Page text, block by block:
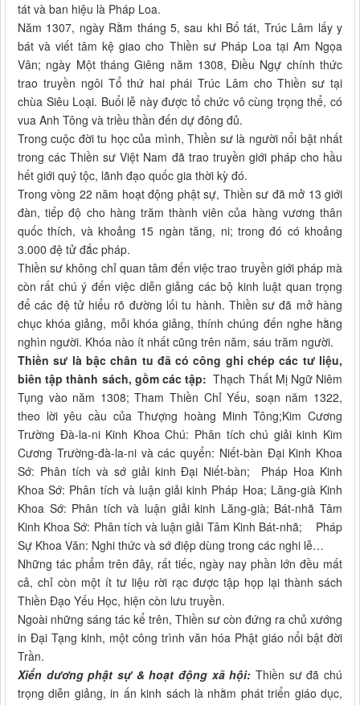
tát và ban hiệu là Pháp Loa.
Năm 1307, ngày Rằm tháng 5, sau khi Bố tát, Trúc Lâm lấy y
bát và viết tâm kệ giao cho Thiền sư Pháp Loa tại Am Ngọa
Vân; ngày Một tháng Giêng năm 1308, Điều Ngự chính thức
trao truyền ngôi Tổ thứ hai phái Trúc Lâm cho Thiền sư tại
chùa Siêu Loại. Buổi lễ này được tổ chức vô cùng trọng thể, có
vua Anh Tông và triều thần đến dự đông đủ.
Trong cuộc đời tu học của mình, Thiền sư là người nổi bật nhất
trong các Thiền sư Việt Nam đã trao truyền giới pháp cho hầu
hết giới quý tộc, lãnh đạo quốc gia thời kỳ đó.
Trong vòng 22 năm hoạt động phật sự, Thiền sư đã mở 13 giới
đàn, tiếp độ cho hàng trăm thành viên của hàng vương thân
quốc thích, và khoảng 15 ngàn tăng, ni; trong đó có khoảng
3.000 đệ tử đắc pháp.
Thiền sư không chỉ quan tâm đến việc trao truyền giới pháp mà
còn rất chú ý đến việc diễn giảng các bộ kinh luật quan trọng
để các đệ tử hiểu rõ đường lối tu hành. Thiền sư đã mở hàng
chục khóa giảng, mỗi khóa giảng, thính chúng đến nghe hằng
nghìn người. Khóa nào ít nhất cũng trên năm, sáu trăm người.
Thiền sư là bậc chân tu đã có công ghi chép các tư liệu,
biên tập thành sách, gồm các tập: Thạch Thất Mị Ngữ Niêm
Tụng vào năm 1308; Tham Thiền Chỉ Yếu, soạn năm 1322,
theo lời yêu cầu của Thượng hoàng Minh Tông;Kim Cương
Trường Đà-la-ni Kinh Khoa Chú: Phân tích chú giải kinh Kim
Cương Trường-đà-la-ni và các quyển: Niết-bàn Đại Kinh Khoa
Sớ: Phân tích và sớ giải kinh Đại Niết-bàn; Pháp Hoa Kinh
Khoa Sớ: Phân tích và luận giải kinh Pháp Hoa; Lăng-già Kinh
Khoa Sớ: Phân tích và luận giải kinh Lăng-già; Bát-nhã Tâm
Kinh Khoa Sớ: Phân tích và luận giải Tâm Kinh Bát-nhã; Pháp
Sự Khoa Văn: Nghi thức và sớ điệp dùng trong các nghi lễ…
Những tác phẩm trên đây, rất tiếc, ngày nay phần lớn đều mất
cả, chỉ còn một ít tư liệu rời rạc được tập họp lại thành sách
Thiền Đạo Yếu Học, hiện còn lưu truyền.
Ngoài những sáng tác kể trên, Thiền sư còn đứng ra chủ xướng
in Đại Tạng kinh, một công trình văn hóa Phật giáo nổi bật đời
Trần.
Xiển dương phật sự & hoạt động xã hội: Thiền sư đã chú
trọng diễn giảng, in ấn kinh sách là nhằm phát triển giáo dục,